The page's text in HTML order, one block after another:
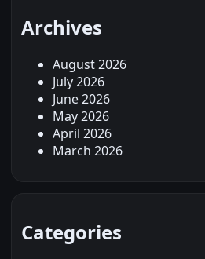
Archives
August 2026
July 2026
June 2026
May 2026
April 2026
March 2026
Categories